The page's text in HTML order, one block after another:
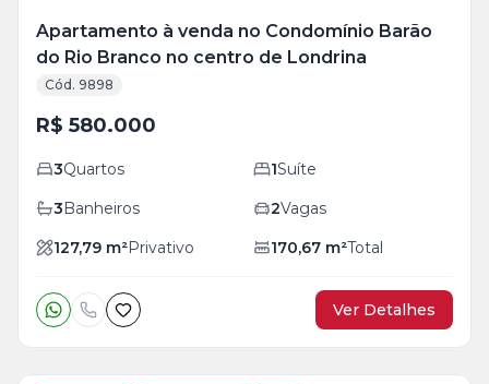
Apartamento à venda no Condomínio Barão
do Rio Branco no centro de Londrina
Cód. 9898
R$ 580.000
3Quartos 1Suíte
3Banheiros 2Vagas
127,79 m²Privativo 170,67 m²Total
Ver Detalhes